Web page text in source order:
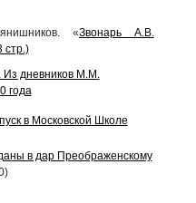
«Звонарь А.В.
стр.)
Из дневников М.М.
года
в Московской Школе
в дар Преображенскому